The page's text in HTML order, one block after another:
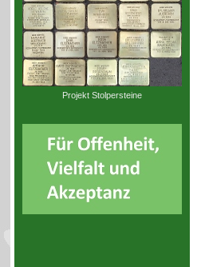
Projekt Stolpersteine